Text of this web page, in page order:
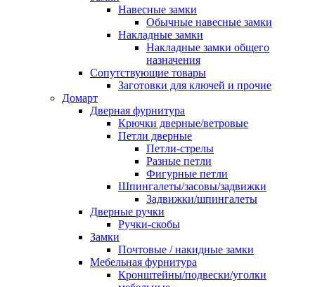
Навесные замки
Обычные навесные замки
Накладные замки
Накладные замки общего
назначения
Сопутствующие товары
Заготовки для ключей и прочие
Домарт
Дверная фурнитура
Крючки дверные/ветровые
Петли дверные
Петли-стрелы
Разные петли
Фигурные петли
Шпингалеты/засовы/задвижки
Задвижки/шпингалеты
Дверные ручки
Ручки-скобы
Замки
Почтовые / накидные замки
Мебельная фурнитура
Кронштейны/подвески/уголки